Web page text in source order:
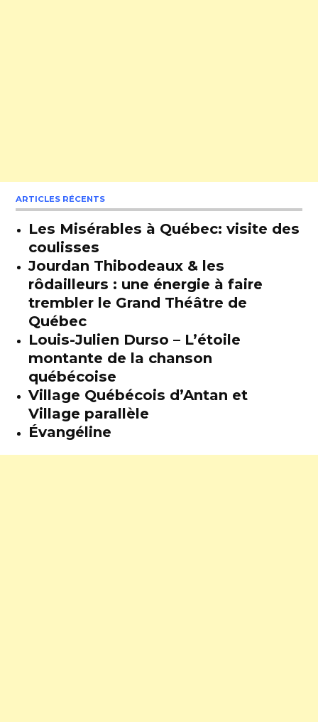
ARTICLES RÉCENTS
Les Misérables à Québec: visite des
coulisses
Jourdan Thibodeaux & les
rôdailleurs : une énergie à faire
trembler le Grand Théâtre de
Québec
Louis-Julien Durso – L’étoile
montante de la chanson
québécoise
Village Québécois d’Antan et
Village parallèle
Évangéline